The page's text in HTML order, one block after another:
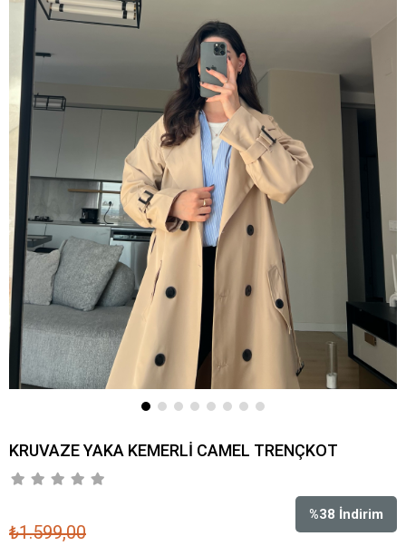
KRUVAZE YAKA KEMERLİ CAMEL TRENÇKOT
%38 İndirim
₺1.599,00